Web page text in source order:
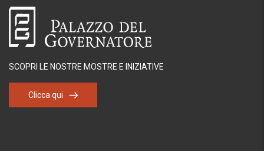
SCOPRI LE NOSTRE MOSTRE E INIZIATIVE
Clicca qui